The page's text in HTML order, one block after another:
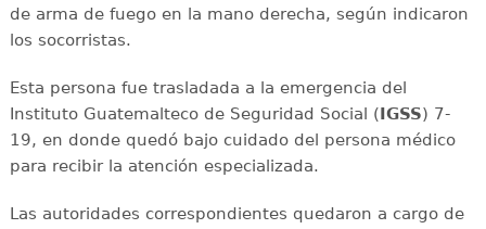
de arma de fuego en la mano derecha, según indicaron
los socorristas.
Esta persona fue trasladada a la emergencia del
Instituto Guatemalteco de Seguridad Social (IGSS) 7-
19, en donde quedó bajo cuidado del persona médico
para recibir la atención especializada.
Las autoridades correspondientes quedaron a cargo de